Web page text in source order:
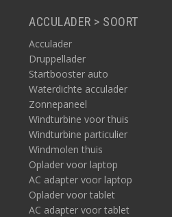
ACCULADER > SOORT
Acculader
Druppellader
Startbooster auto
Waterdichte acculader
Zonnepaneel
Windturbine voor thuis
Windturbine particulier
Windmolen thuis
Oplader voor laptop
AC adapter voor laptop
Oplader voor tablet
AC adapter voor tablet